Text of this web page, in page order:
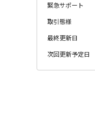
緊急サポート
取引態様
最終更新日
次回更新予定日